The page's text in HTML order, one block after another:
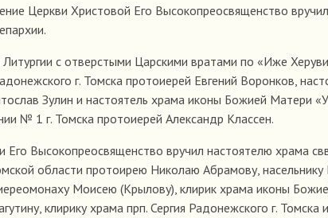
Церкви Христовой Его Высокопреосвященство
с отверстыми Царскими вратами по «Иже
г. Томска протоиерей Евгений Воронков,
Зулин и настоятель храма иконы Божией Матери
№ 1 г. Томска протоиерей Александр Классен.
Его Высокопреосвященство вручил настоятелю храма
области протоирею Николаю Абрамову, насельнику
Моисею (Крылову), клирик храма иконы
клирику храма прп. Сергия Радонежского г.